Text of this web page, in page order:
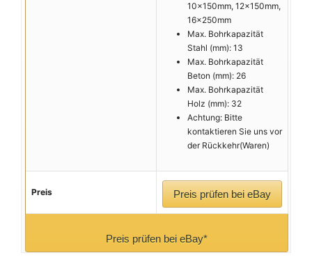
10x150mm, 12x150mm,
16x250mm
Max. Bohrkapazität
Stahl (mm): 13
Max. Bohrkapazität
Beton (mm): 26
Max. Bohrkapazität
Holz (mm): 32
Achtung: Bitte
kontaktieren Sie uns vor
der Rückkehr(Waren)
Preis Preis prüfen bei eBay
Preis prüfen bei eBay*